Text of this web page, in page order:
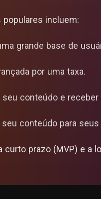
populares incluem:
grande base de
por uma taxa.
conteúdo e
conteúdo para
curto prazo (MVP) e a